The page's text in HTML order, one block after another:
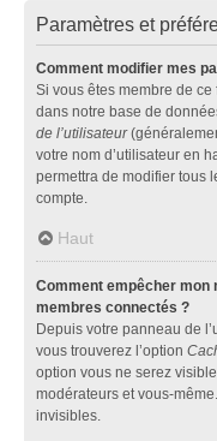
Paramètres et
Comment modifier mes
Si vous êtes membre de
dans notre base de
de l’utilisateur
votre nom d’utilisateur en
permettra de modifier tous
compte.
Haut
Comment empêcher mon
membres connectés ?
Depuis votre panneau de
vous trouverez l’option
option vous ne serez
modérateurs et vous-
invisibles.